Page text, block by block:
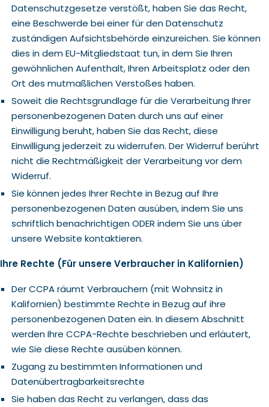
Datenschutzgesetze verstößt, haben Sie das Recht,
eine Beschwerde bei einer für den Datenschutz
zuständigen Aufsichtsbehörde einzureichen. Sie können
dies in dem EU-Mitgliedstaat tun, in dem Sie Ihren
gewöhnlichen Aufenthalt, Ihren Arbeitsplatz oder den
Ort des mutmaßlichen Verstoßes haben.
Soweit die Rechtsgrundlage für die Verarbeitung Ihrer
personenbezogenen Daten durch uns auf einer
Einwilligung beruht, haben Sie das Recht, diese
Einwilligung jederzeit zu widerrufen. Der Widerruf berührt
nicht die Rechtmäßigkeit der Verarbeitung vor dem
Widerruf.
Sie können jedes Ihrer Rechte in Bezug auf Ihre
personenbezogenen Daten ausüben, indem Sie uns
schriftlich benachrichtigen ODER indem Sie uns über
unsere Website kontaktieren.
Ihre Rechte (Für unsere Verbraucher in Kalifornien)
Der CCPA räumt Verbrauchern (mit Wohnsitz in
Kalifornien) bestimmte Rechte in Bezug auf ihre
personenbezogenen Daten ein. In diesem Abschnitt
werden Ihre CCPA-Rechte beschrieben und erläutert,
wie Sie diese Rechte ausüben können.
Zugang zu bestimmten Informationen und
Datenübertragbarkeitsrechte
Sie haben das Recht zu verlangen, dass das